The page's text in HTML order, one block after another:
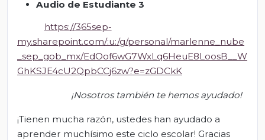
Audio de Estudiante 3
https://365sep-
my.sharepoint.com/:u:/g/personal/marlenne_nube
_sep_gob_mx/EdOof6wG7WxLq6HeuE8LoosB__W
GhKSJE4cU2QpbCCj6zw?e=zGDCkK
¡Nosotros también te hemos ayudado!
¡Tienen mucha razón, ustedes han ayudado a
aprender muchísimo este ciclo escolar! Gracias